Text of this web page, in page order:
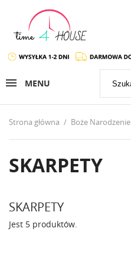
MENU
Strona główna Boże Narodzenie
SKARPETY
SKARPETY
Jest 5 produktów.